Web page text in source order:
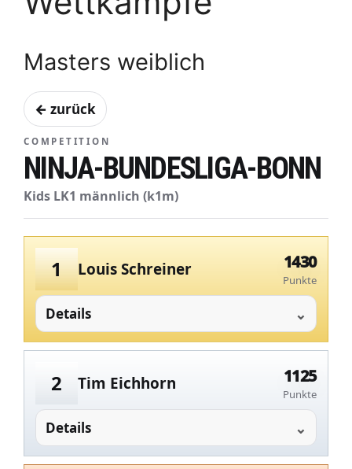
Masters weiblich
← zurück
COMPETITION
NINJA-BUNDESLIGA-BONN
Kids LK1 männlich (k1m)
1 Louis Schreiner 1430
Punkte
Details
2 Tim Eichhorn 1125
Punkte
Details